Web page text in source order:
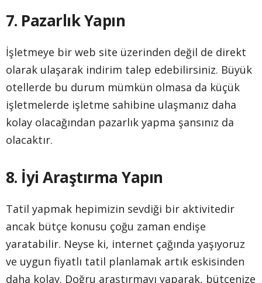
7. Pazarlık Yapın
İşletmeye bir web site üzerinden değil de direkt
olarak ulaşarak indirim talep edebilirsiniz. Büyük
otellerde bu durum mümkün olmasa da küçük
işletmelerde işletme sahibine ulaşmanız daha
kolay olacağından pazarlık yapma şansınız da
olacaktır.
8. İyi Araştırma Yapın
Tatil yapmak hepimizin sevdiği bir aktivitedir
ancak bütçe konusu çoğu zaman endişe
yaratabilir. Neyse ki, internet çağında yaşıyoruz
ve uygun fiyatlı tatil planlamak artık eskisinden
daha kolay. Doğru araştırmayı yaparak, bütçenize